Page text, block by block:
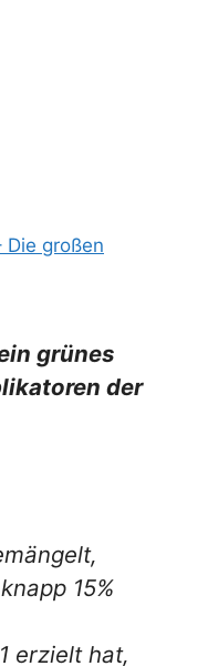
Die großen
grünes
der
15%
erzielt hat,